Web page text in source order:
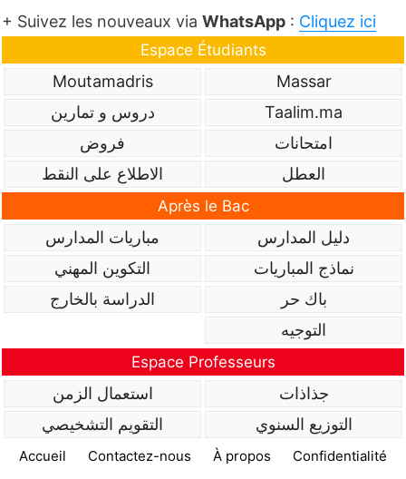
+ Suivez les nouveaux via WhatsApp : Cliquez ici
Espace Étudiants
Massar
Moutamadris
Taalim.ma
دروس و تمارين
امتحانات
فروض
العطل
الاطلاع على النقط
Après le Bac
دليل المدارس
مباريات المدارس
نماذج المباريات
التكوين المهني
باك حر
الدراسة بالخارج
التوجيه
Espace Professeurs
جذاذات
استعمال الزمن
التوزيع السنوي
التقويم التشخيصي
Accueil Contactez-nous À propos
Confidentialité